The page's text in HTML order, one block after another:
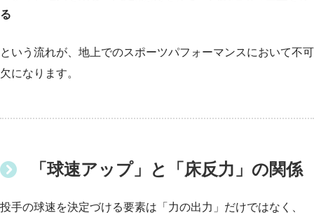
る
という流れが、地上でのスポーツパフォーマンスにおいて不可
欠になります。
「球速アップ」と「床反力」の関係
投手の球速を決定づける要素は「力の出力」だけではなく、